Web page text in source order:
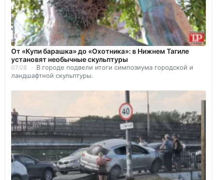
От «Купи барашка» до «Охотника»: в Нижнем Тагиле
установят необычные скульптуры
07.08
В городе подвели итоги симпозиума городской и
ландшафтной скульптуры.